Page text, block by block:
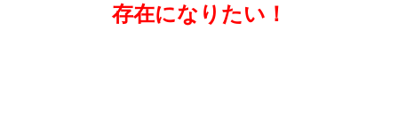
存在になりたい！